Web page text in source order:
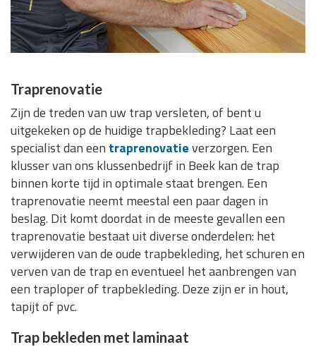
Traprenovatie
Zijn de treden van uw trap versleten, of bent u
uitgekeken op de huidige trapbekleding? Laat een
specialist dan een traprenovatieverzorgen. Een
klusser van ons klussenbedrijf in Beek kan de trap
binnen korte tijd in optimale staat brengen. Een
traprenovatie neemt meestal een paar dagen in
beslag. Dit komt doordat in de meeste gevallen een
traprenovatie bestaat uit diverse onderdelen: het
verwijderen van de oude trapbekleding, het schuren en
verven van de trap en eventueel het aanbrengen van
een traploper of trapbekleding. Deze zijn er in hout,
tapijt of pvc.
Trap bekleden met laminaat